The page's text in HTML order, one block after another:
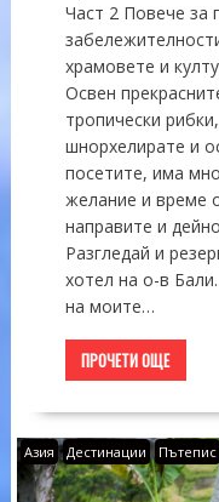
Част 2 Повече за
храмовете и
Освен
тропически
шнорхелирате и
посетите, има
желание и време
направите и
Разгледай и
хотел на о-в
на моите…
ПРОЧЕТИ ОЩЕ
Азия Дестинации Пътепис